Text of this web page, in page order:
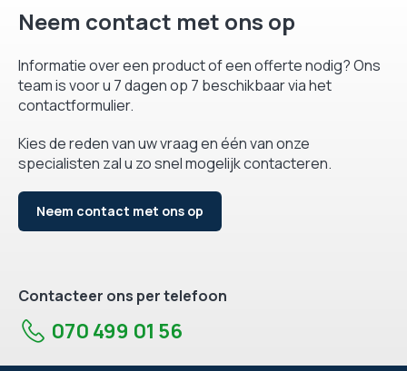
Neem contact met ons op
Informatie over een product of een offerte nodig? Ons
team is voor u 7 dagen op 7 beschikbaar via het
contactformulier.
Kies de reden van uw vraag en één van onze
specialisten zal u zo snel mogelijk contacteren.
Neem contact met ons op
Contacteer ons per telefoon
070 499 01 56